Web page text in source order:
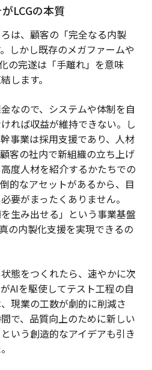
LCGの本質
は、顧客の「完全なる内製
しかし既存のメガファームや
の完遂は「手離れ」を意味
します。
なので、システムや体制を自
れば収益が維持できない。し
事業は採用支援であり、人材
客の社内で新組織の立ち上げ
度人材を紹介するかたちでの
的なアセットがあるから、目
要がまったくありません。
生み出せる」という事業基盤
の内製化支援を実現できるの
態をつくれたら、速やかに次
AIを駆使してテスト工程の自
現業の工数が劇的に削減さ
で、品質向上のために新しい
いう創造的なアイデアも引き